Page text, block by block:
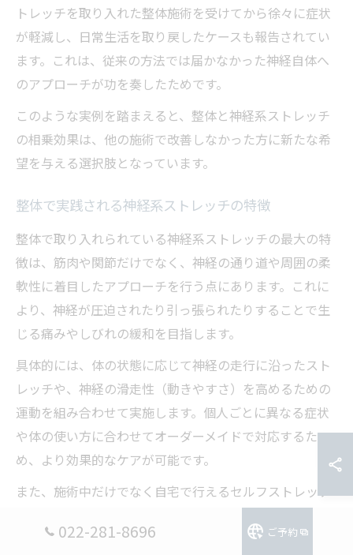
トレッチを取り入れた整体施術を受けてから徐々に症状
が軽減し、日常生活を取り戻したケースも報告されてい
ます。これは、従来の方法では届かなかった神経自体へ
のアプローチが功を奏したためです。
このような実例を踏まえると、整体と神経系ストレッチ
の相乗効果は、他の施術で改善しなかった方に新たな希
望を与える選択肢となっています。
整体で実践される神経系ストレッチの特徴
整体で取り入れられている神経系ストレッチの最大の特
徴は、筋肉や関節だけでなく、神経の通り道や周囲の柔
軟性に着目したアプローチを行う点にあります。これに
より、神経が圧迫されたり引っ張られたりすることで生
じる痛みやしびれの緩和を目指します。
具体的には、体の状態に応じて神経の走行に沿ったスト
レッチや、神経の滑走性（動きやすさ）を高めるための
運動を組み合わせて実施します。個人ごとに異なる症状
や体の使い方に合わせてオーダーメイドで対応するた
め、より効果的なケアが可能です。
また、施術中だけでなく自宅で行えるセルフストレッチ
も症状の再発予防や改善維持を図ることができます。
022-281-8696 ご予約